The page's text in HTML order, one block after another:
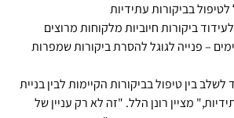
לטיפול בביקורות עתידיות
ביקורות חיוביות מלקוחות מרוצים
– פנייה לגוגל להסרת ביקורות שמפרות
בין טיפול בביקורות הקיימות לבין בניית
מציין רונן הלל. "זה לא רק עניין של